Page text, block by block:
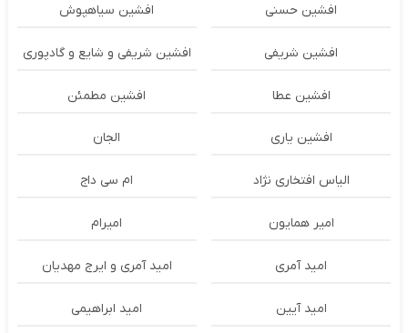
افشین حسنی افشین سیاهپوش
افشین شریفی افشین شریفی و شایع و گادپوری
افشین عطا افشین مطمئن
افشین یاری الجان
الیاس افتخاری نژاد ام سی داج
امير همايون اميرام
امید آمری امید آمری و ایرج مهدیان
امید آیین امید ابراهیمی